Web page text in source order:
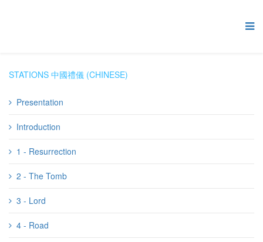
STATIONS 中國禮儀 (CHINESE)
Presentation
Introduction
1 - Resurrection
2 - The Tomb
3 - Lord
4 - Road